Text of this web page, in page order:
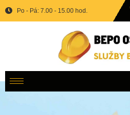
Po - Pá: 7.00 - 15.00 hod.